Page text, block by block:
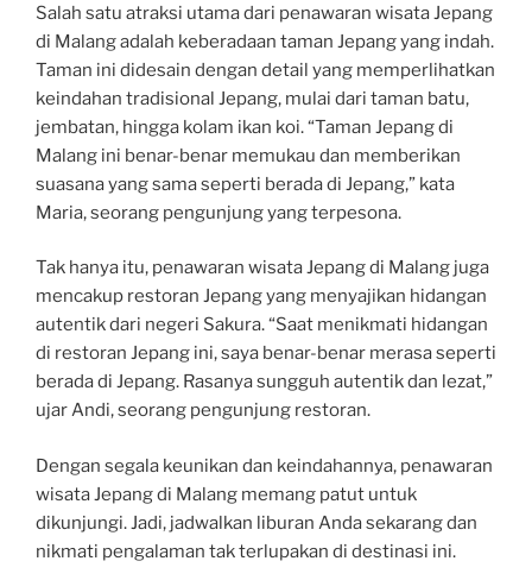
Salah satu atraksi utama dari penawaran wisata Jepang
di Malang adalah keberadaan taman Jepang yang indah.
Taman ini didesain dengan detail yang memperlihatkan
keindahan tradisional Jepang, mulai dari taman batu,
jembatan, hingga kolam ikan koi. “Taman Jepang di
Malang ini benar-benar memukau dan memberikan
suasana yang sama seperti berada di Jepang,” kata
Maria, seorang pengunjung yang terpesona.
Tak hanya itu, penawaran wisata Jepang di Malang juga
mencakup restoran Jepang yang menyajikan hidangan
autentik dari negeri Sakura. “Saat menikmati hidangan
di restoran Jepang ini, saya benar-benar merasa seperti
berada di Jepang. Rasanya sungguh autentik dan lezat,”
ujar Andi, seorang pengunjung restoran.
Dengan segala keunikan dan keindahannya, penawaran
wisata Jepang di Malang memang patut untuk
dikunjungi. Jadi, jadwalkan liburan Anda sekarang dan
nikmati pengalaman tak terlupakan di destinasi ini.